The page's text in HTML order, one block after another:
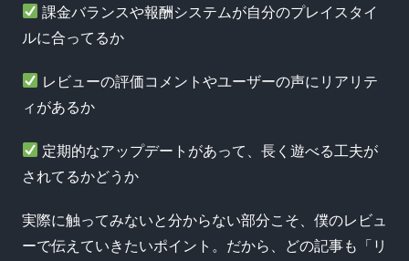
課金バランスや報酬システムが自分のプレイスタイ
ルに合ってるか
レビューの評価コメントやユーザーの声にリアリテ
ィがあるか
定期的なアップデートがあって、長く遊べる工夫が
されてるかどうか
実際に触ってみないと分からない部分こそ、僕のレビュ
ーで伝えていきたいポイント。だから、どの記事も「リ